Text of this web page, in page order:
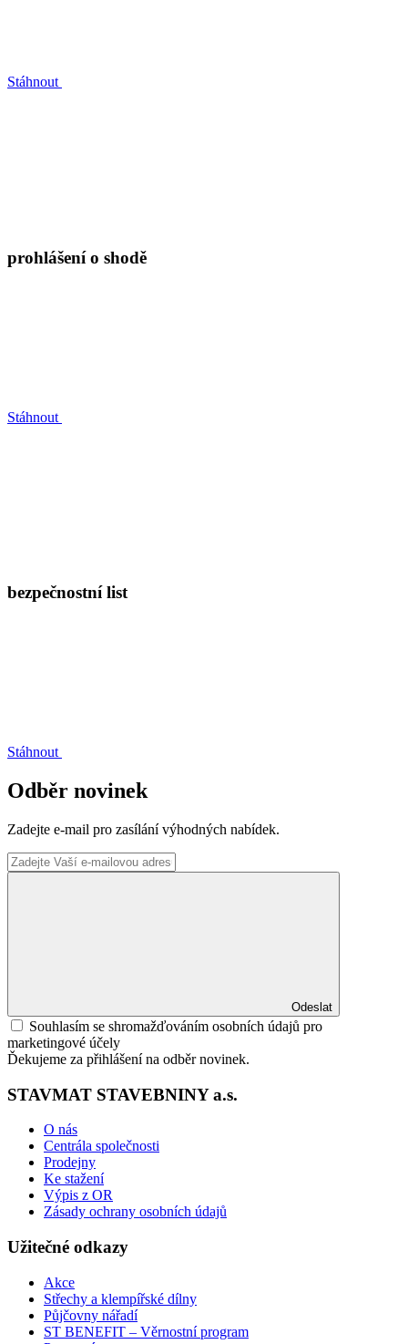
Stáhnout
prohlášení o shodě
Stáhnout
bezpečnostní list
Stáhnout
Odběr novinek
Zadejte e-mail pro zasílání výhodných nabídek.
Odeslat
Souhlasím se shromažďováním osobních údajů pro
marketingové účely
Ďekujeme za přihlášení na odběr novinek.
STAVMAT STAVEBNINY a.s.
O nás
Centrála společnosti
Prodejny
Ke stažení
Výpis z OR
Zásady ochrany osobních údajů
Užitečné odkazy
Akce
Střechy a klempířské dílny
Půjčovny nářadí
ST BENEFIT – Věrnostní program